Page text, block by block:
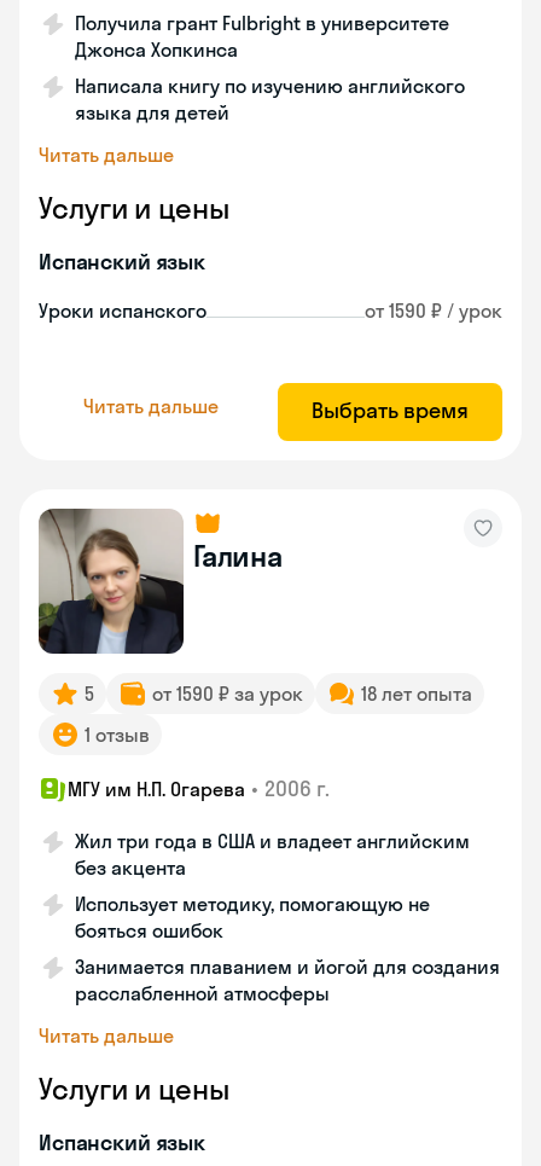
Получила грант Fulbright в университете
Джонса Хопкинса
Написала книгу по изучению английского
языка для детей
Читать дальше
Услуги и цены
Испанский язык
Уроки испанского от 1590 ₽ / урок
Читать дальше Выбрать время
Галина
5 от 1590 ₽ за урок
18 лет опыта
1 отзыв
МГУ им Н.П. Огарева • 2006 г.
Жил три года в США и владеет английским
без акцента
Использует методику, помогающую не
бояться ошибок
Занимается плаванием и йогой для создания
расслабленной атмосферы
Читать дальше
Услуги и цены
Испанский язык